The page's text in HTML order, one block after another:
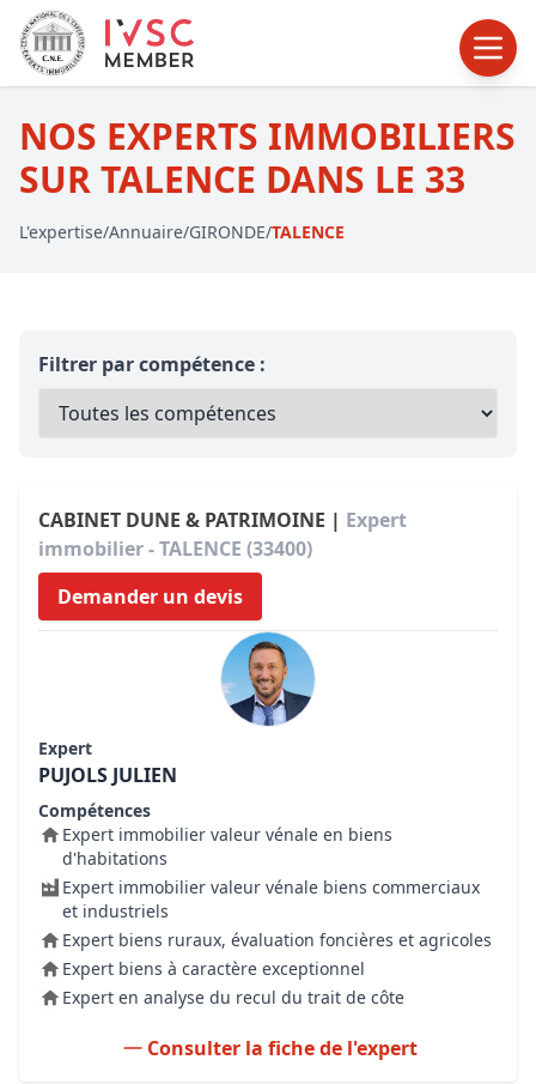
NOS EXPERTS IMMOBILIERS
SUR TALENCE DANS LE 33
L'expertise/Annuaire/GIRONDE/TALENCE
Filtrer par compétence :
CABINET DUNE & PATRIMOINE | Expert
immobilier - TALENCE (33400)
Demander un devis
Expert
PUJOLS JULIEN
Compétences
Expert immobilier valeur vénale en biens
d'habitations
Expert immobilier valeur vénale biens commerciaux
et industriels
Expert biens ruraux, évaluation foncières et agricoles
Expert biens à caractère exceptionnel
Expert en analyse du recul du trait de côte
Consulter la fiche de l'expert